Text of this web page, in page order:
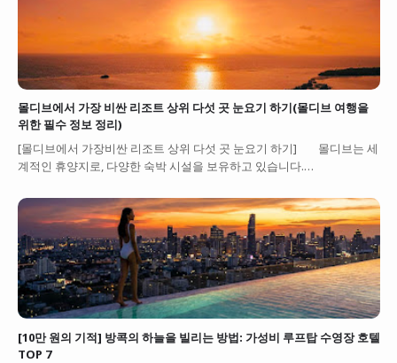
몰디브에서 가장 비싼 리조트 상위 다섯 곳 눈요기 하기(몰디브 여행을
위한 필수 정보 정리)
[몰디브에서 가장비싼 리조트 상위 다섯 곳 눈요기 하기] 몰디브는 세
계적인 휴양지로, 다양한 숙박 시설을 보유하고 있습니다.…
[10만 원의 기적] 방콕의 하늘을 빌리는 방법: 가성비 루프탑 수영장 호텔
TOP 7